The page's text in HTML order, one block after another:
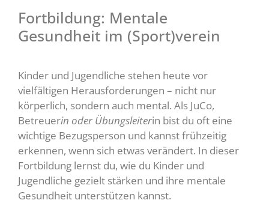
Fortbildung: Mentale
Gesundheit im (Sport)verein
Kinder und Jugendliche stehen heute vor
vielfältigen Herausforderungen – nicht nur
körperlich, sondern auch mental. Als JuCo,
Betreuerin oder Übungsleiterin bist du oft eine
wichtige Bezugsperson und kannst frühzeitig
erkennen, wenn sich etwas verändert. In dieser
Fortbildung lernst du, wie du Kinder und
Jugendliche gezielt stärken und ihre mentale
Gesundheit unterstützen kannst.